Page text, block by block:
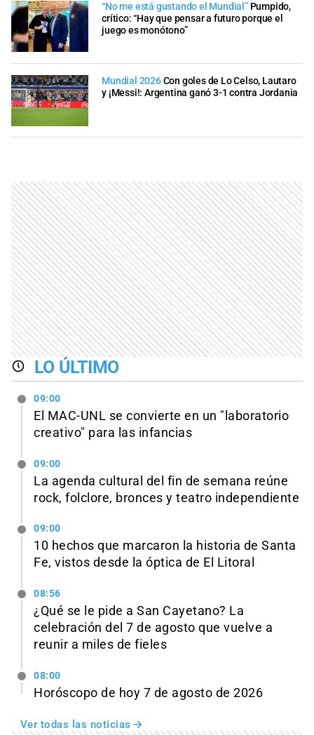
“No me está gustando el Mundial” Pumpido,
crítico: “Hay que pensar a futuro porque el
juego es monótono”
Mundial 2026Con goles de Lo Celso, Lautaro
y ¡Messi!: Argentina ganó 3-1 contra Jordania
LO ÚLTIMO
09:00
El MAC-UNL se convierte en un "laboratorio
creativo" para las infancias
09:00
La agenda cultural del fin de semana reúne
rock, folclore, bronces y teatro independiente
09:00
10 hechos que marcaron la historia de Santa
Fe, vistos desde la óptica de El Litoral
08:56
¿Qué se le pide a San Cayetano? La
celebración del 7 de agosto que vuelve a
reunir a miles de fieles
08:00
Horóscopo de hoy 7 de agosto de 2026
Ver todas las noticias